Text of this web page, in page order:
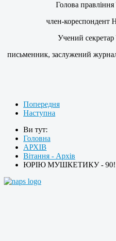
Голова
член-
Учений
письменник, заслужений
Попередня
Наступна
Ви тут:
Головна
АРХІВ
Вітання - Архів
ЮРІЮ МУШКЕТИКУ - 90!